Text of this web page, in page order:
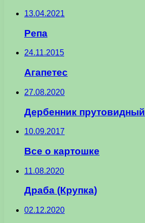
13.04.2021
Репа
24.11.2015
Агапетес
27.08.2020
Дербенник прутовидный
10.09.2017
Все о картошке
11.08.2020
Драба (Крупка)
02.12.2020